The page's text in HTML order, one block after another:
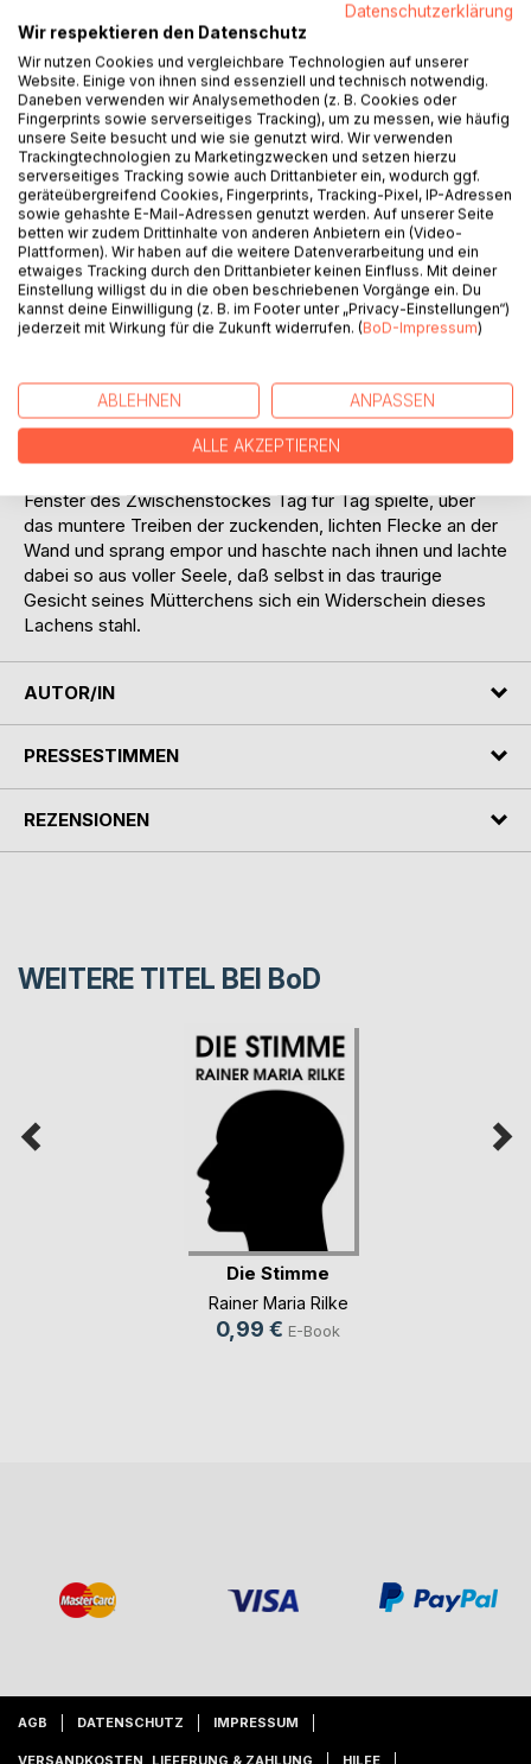
BESCHREIBUNG
Die goldene Kiste ist eine Erzählung von Rainer Maria Rilke.
In dieser Ausgabe zusammen mit der Geschichte Mohn.
Auszug:
Es war Frühling. - Selig lächelte die Sonne vom
durchscheinenden, tiefblauen Himmel, selten aber verirrten
sich ihre Strahlen bis zu dem Zwischenstocke jenes
Hauses in der schmalen Seitengasse. Wenn einmal ein
Zimmers huschende Kreise warf, so kam er gewiß schon
aus zweiter Hand, er ward nämlich zurückgeworfen von
irgend einem Fenster des gegenüberliegenden, hohen
Fenster des Zwischenstockes Tag für Tag spielte, über
das muntere Treiben der zuckenden, lichten Flecke an der
Wand und sprang empor und haschte nach ihnen und lachte
dabei so aus voller Seele, daß selbst in das traurige
Gesicht seines Mütterchens sich ein Widerschein dieses
Lachens stahl.
AUTOR/IN
PRESSESTIMMEN
REZENSIONEN
WEITERE TITEL BEI BoD
Die Stimme
Rainer Maria Rilke
0,99 € E-Book
AGB DATENSCHUTZ IMPRESSUM
VERSANDKOSTEN, LIEFERUNG & ZAHLUNG HILFE
Datenschutzerklärung
Wir respektieren den Datenschutz
Wir nutzen Cookies und vergleichbare Technologien auf unserer
Website. Einige von ihnen sind essenziell und technisch notwendig.
Daneben verwenden wir Analysemethoden (z. B. Cookies oder
Fingerprints sowie serverseitiges Tracking), um zu messen, wie häufig
unsere Seite besucht und wie sie genutzt wird. Wir verwenden
Trackingtechnologien zu Marketingzwecken und setzen hierzu
serverseitiges Tracking sowie auch Drittanbieter ein, wodurch ggf.
geräteübergreifend Cookies, Fingerprints, Tracking-Pixel, IP-Adressen
sowie gehashte E-Mail-Adressen genutzt werden. Auf unserer Seite
betten wir zudem Drittinhalte von anderen Anbietern ein (Video-
Plattformen). Wir haben auf die weitere Datenverarbeitung und ein
etwaiges Tracking durch den Drittanbieter keinen Einfluss. Mit deiner
Einstellung willigst du in die oben beschriebenen Vorgänge ein. Du
kannst deine Einwilligung (z. B. im Footer unter „Privacy-Einstellungen“)
jederzeit mit Wirkung für die Zukunft widerrufen. (BoD-Impressum)
ABLEHNEN ANPASSEN
ALLE AKZEPTIEREN